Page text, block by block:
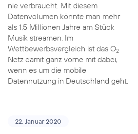
nie verbraucht. Mit diesem
Datenvolumen könnte man mehr
als 1,5 Millionen Jahre am Stück
Musik streamen. Im
Wettbewerbsvergleich ist das O2
Netz damit ganz vorne mit dabei,
wenn es um die mobile
Datennutzung in Deutschland geht.
22. Januar 2020